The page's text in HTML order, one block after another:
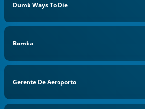
Dumb Ways To Die
Bomba
Gerente De Aeroporto